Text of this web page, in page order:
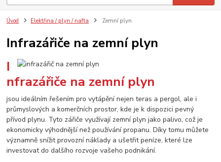
Úvod Elektřina / plyn / nafta Zemní plyn
Infrazářiče na zemní plyn
I
nfrazářiče na zemní plyn
jsou ideálním řešením pro vytápění nejen teras a pergol, ale i
průmyslových a komerčních prostor, kde je k dispozici pevný
přívod plynu. Tyto zářiče využívají zemní plyn jako palivo, což je
ekonomicky výhodnější než používání propanu. Díky tomu můžete
významně snížit provozní náklady a ušetřit peníze, které lze
investovat do dalšího rozvoje vašeho podnikání.